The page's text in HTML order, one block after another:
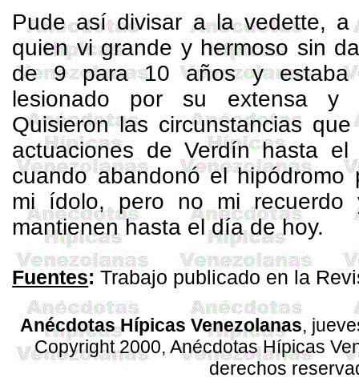
Pude así divisar a la vedette,
quienvigrande y hermoso sin
de 9 para 10 años y estaba
lesionado por su extensa y
Quisieron las circunstancias
actuaciones de Verdín hasta
cuando abandonó el hipódromo
mi ídolo, pero no mi recuerdo
mantienen hasta el día de hoy.
Fuentes: Trabajo publicado en la
Anécdotas Hípicas Venezolanas,
Copyright 2000, Anécdotas Hípicas
derechos